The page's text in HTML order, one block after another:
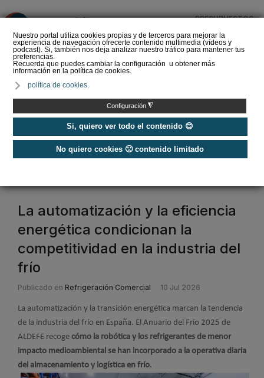
Nuestro portal utiliza cookies propias y de terceros para mejorar la
experiencia de navegación ofrecerte contenido multimedia (vídeos y
podcast). Si, también nos deja analizar nuestro tráfico para mantener tus
preferencias.
Recuerda que puedes cambiar la configuración u obtener más
información en la política de cookies.
política de cookies.
Configuración ◮
Si, quiero ver todo el contenido 😊
No quiero cookies 🙁 contenido limitado
PRESUPUESTOS
rendimiento energético
Frío industrial
La automatización y la eficiencia
energética condicionan la
competitividad en la industria del
frío
Publicado en Refrigeración Comercial 10 Jul 2026
La automatización y la transición energética marcan la tendencia
de la industria del frío en España. El Anuario del Frío 2025 de
ALDEFE recoge cómo la robótica y los refrigerantes de menor
impacto medioambiental se han incorporado a la operativa diaria
del almacenamiento y logística en frío.